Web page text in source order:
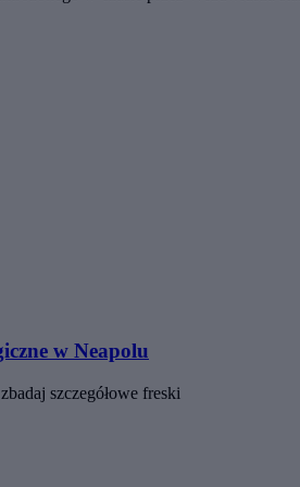
w Neapolu
szczegółowe freski